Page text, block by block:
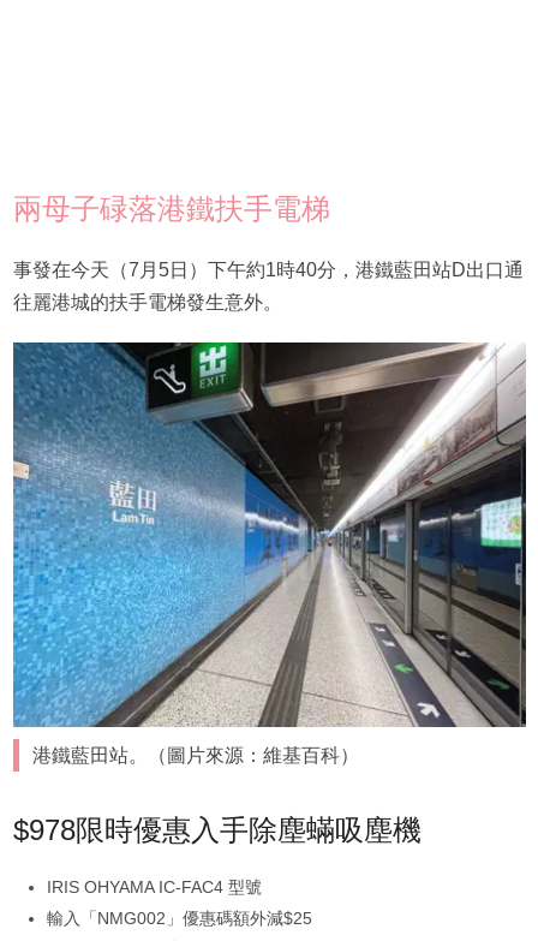
兩母子碌落港鐵扶手電梯
事發在今天（7月5日）下午約1時40分，港鐵藍田站D出口通
往麗港城的扶手電梯發生意外。
港鐵藍田站。（圖片來源：維基百科）
$978限時優惠入手除塵蟎吸塵機
IRIS OHYAMA IC-FAC4 型號
輸入「NMG002」優惠碼額外減$25